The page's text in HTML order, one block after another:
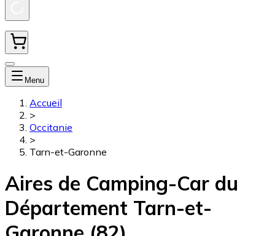
Menu
Accueil
>
Occitanie
>
Tarn-et-Garonne
Aires de Camping-Car du
Département Tarn-et-